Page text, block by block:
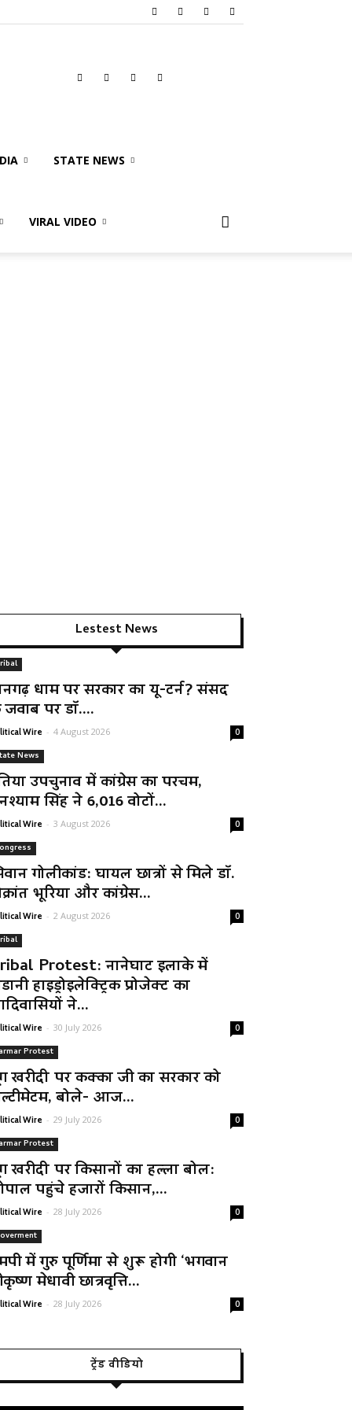
STATE NEWS
VIRAL VIDEO
Lestest News
धाम पर सरकार का यू-टर्न? संसद
पर डॉ....
Wire - 4 August 2026 0
News
उपचुनाव में कांग्रेस का परचम,
सिंह ने 6,016 वोटों...
Wire - 3 August 2026 0
गोलीकांड: घायल छात्रों से मिले डॉ.
भूरिया और कांग्रेस...
Wire - 2 August 2026 0
Protest: नानेघाट इलाके में
हाइड्रोइलेक्ट्रिक प्रोजेक्ट का
ने...
Wire - 30 July 2026 0
Protest
खरीदी पर कक्का जी का सरकार को
बोले- आज...
Wire - 29 July 2026 0
Protest
खरीदी पर किसानों का हल्ला बोल:
पहुंचे हजारों किसान,...
Wire - 28 July 2026 0
में गुरु पूर्णिमा से शुरू होगी ‘भगवान
मेधावी छात्रवृत्ति...
Wire - 28 July 2026 0
ट्रेंड वीडियो